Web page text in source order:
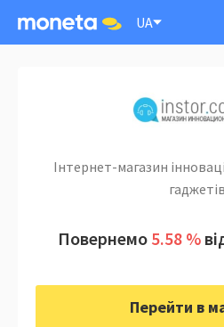
UA
Інтернет-магазин
Повернемо 5.58 %